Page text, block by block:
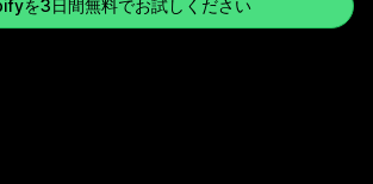
を3日間無料でお試しください